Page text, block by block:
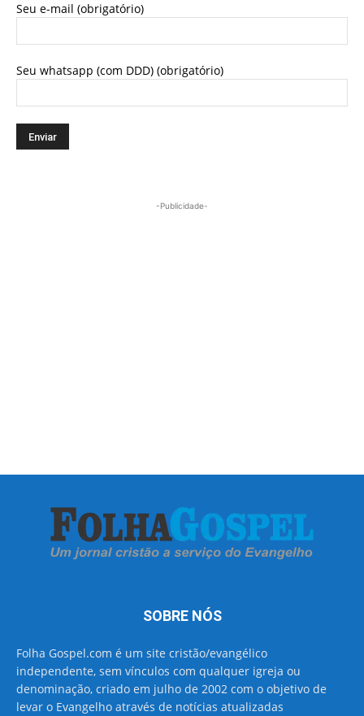
Seu e-mail (obrigatório)
Seu whatsapp (com DDD) (obrigatório)
-Publicidade-
SOBRE NÓS
Folha Gospel.com é um site cristão/evangélico
independente, sem vínculos com qualquer igreja ou
denominação, criado em julho de 2002 com o objetivo de
levar o Evangelho através de notícias atualizadas